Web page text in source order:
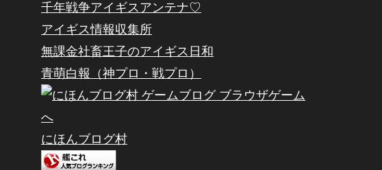
千年戦争アイギスアンテナ♡
アイギス情報収集所
無課金社畜王子のアイギス日和
青萌白報（神プロ・戦プロ）
にほんブログ村